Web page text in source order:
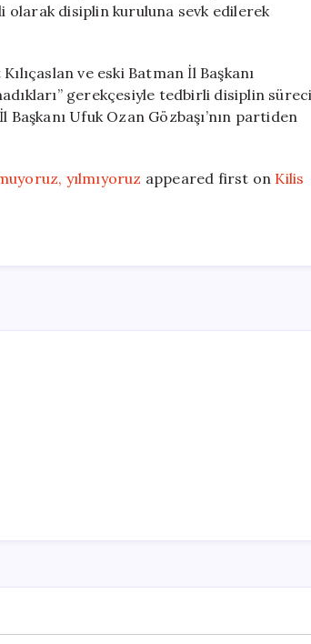
olarak disiplin kuruluna sevk edilerek
ve eski Batman İl Başkanı
gerekçesiyle tedbirli disiplin
Ufuk Ozan Gözbaşı’nın partiden
yılmıyoruz appeared first on Kilis